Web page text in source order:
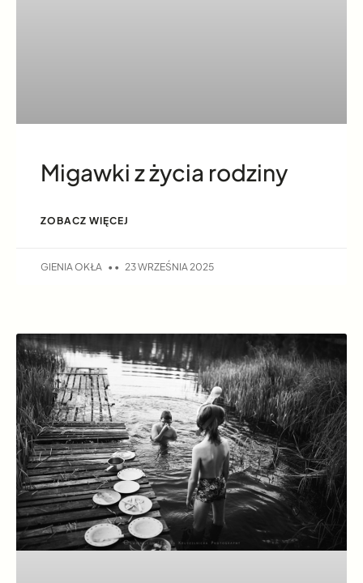
Migawki z życia rodziny
ZOBACZ WIĘCEJ
GIENIA OKŁA 23 WRZEŚNIA 2025